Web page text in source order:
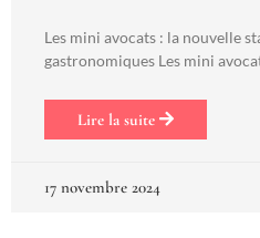
Les mini avocats : la nouvelle
gastronomiques Les mini
Lire la suite
17 novembre 2024